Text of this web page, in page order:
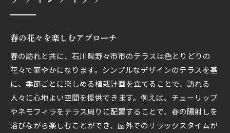
春の花々を楽しむアプローチ
春の訪れと共に、石川県野々市市のテラスは色とりどりの
花々で華やかになります。シンプルなデザインのテラスを基
に、季節ごとに楽しめる植栽計画を立てることで、訪れる
人々に心地よい空間を提供できます。例えば、チューリップ
やネモフィラをテラス周りに配置することで、春の陽射しを
浴びながら楽しむことができ、屋外でのリラックスタイムが